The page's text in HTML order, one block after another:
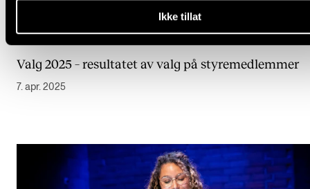
Ikke tillat
Valg 2025 – resultatet av valg på styremedlemmer
7. apr. 2025